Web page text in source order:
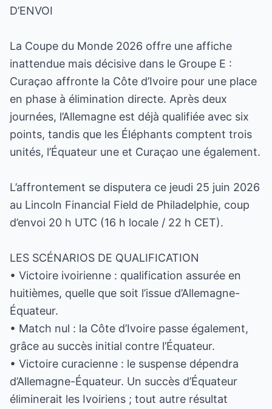
D’ENVOI
La Coupe du Monde 2026 offre une affiche
inattendue mais décisive dans le Groupe E :
Curaçao affronte la Côte d’Ivoire pour une place
en phase à élimination directe. Après deux
journées, l’Allemagne est déjà qualifiée avec six
points, tandis que les Éléphants comptent trois
unités, l’Équateur une et Curaçao une également.
L’affrontement se disputera ce jeudi 25 juin 2026
au Lincoln Financial Field de Philadelphie, coup
d’envoi 20 h UTC (16 h locale / 22 h CET).
LES SCÉNARIOS DE QUALIFICATION
• Victoire ivoirienne : qualification assurée en
huitièmes, quelle que soit l’issue d’Allemagne-
Équateur.
• Match nul : la Côte d’Ivoire passe également,
grâce au succès initial contre l’Équateur.
• Victoire curacienne : le suspense dépendra
d’Allemagne-Équateur. Un succès d’Équateur
éliminerait les Ivoiriens ; tout autre résultat